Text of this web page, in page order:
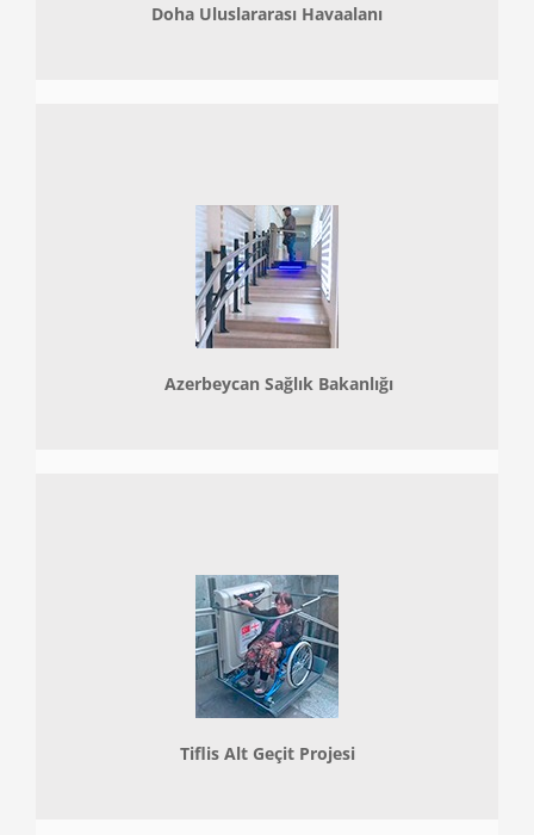
Doha Uluslararası Havaalanı
Azerbeycan Sağlık Bakanlığı
Tiflis Alt Geçit Projesi